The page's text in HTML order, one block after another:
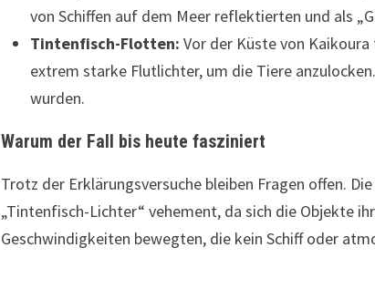
von Schiffen auf dem Meer reflektierten und als
Tintenfisch-Flotten: Vor der Küste von
extrem starke Flutlichter, um die Tiere
wurden.
Warum der Fall bis heute fasziniert
Trotz der Erklärungsversuche bleiben Fragen offen.
„Tintenfisch-Lichter“ vehement, da sich die Objekte
Geschwindigkeiten bewegten, die kein Schiff oder